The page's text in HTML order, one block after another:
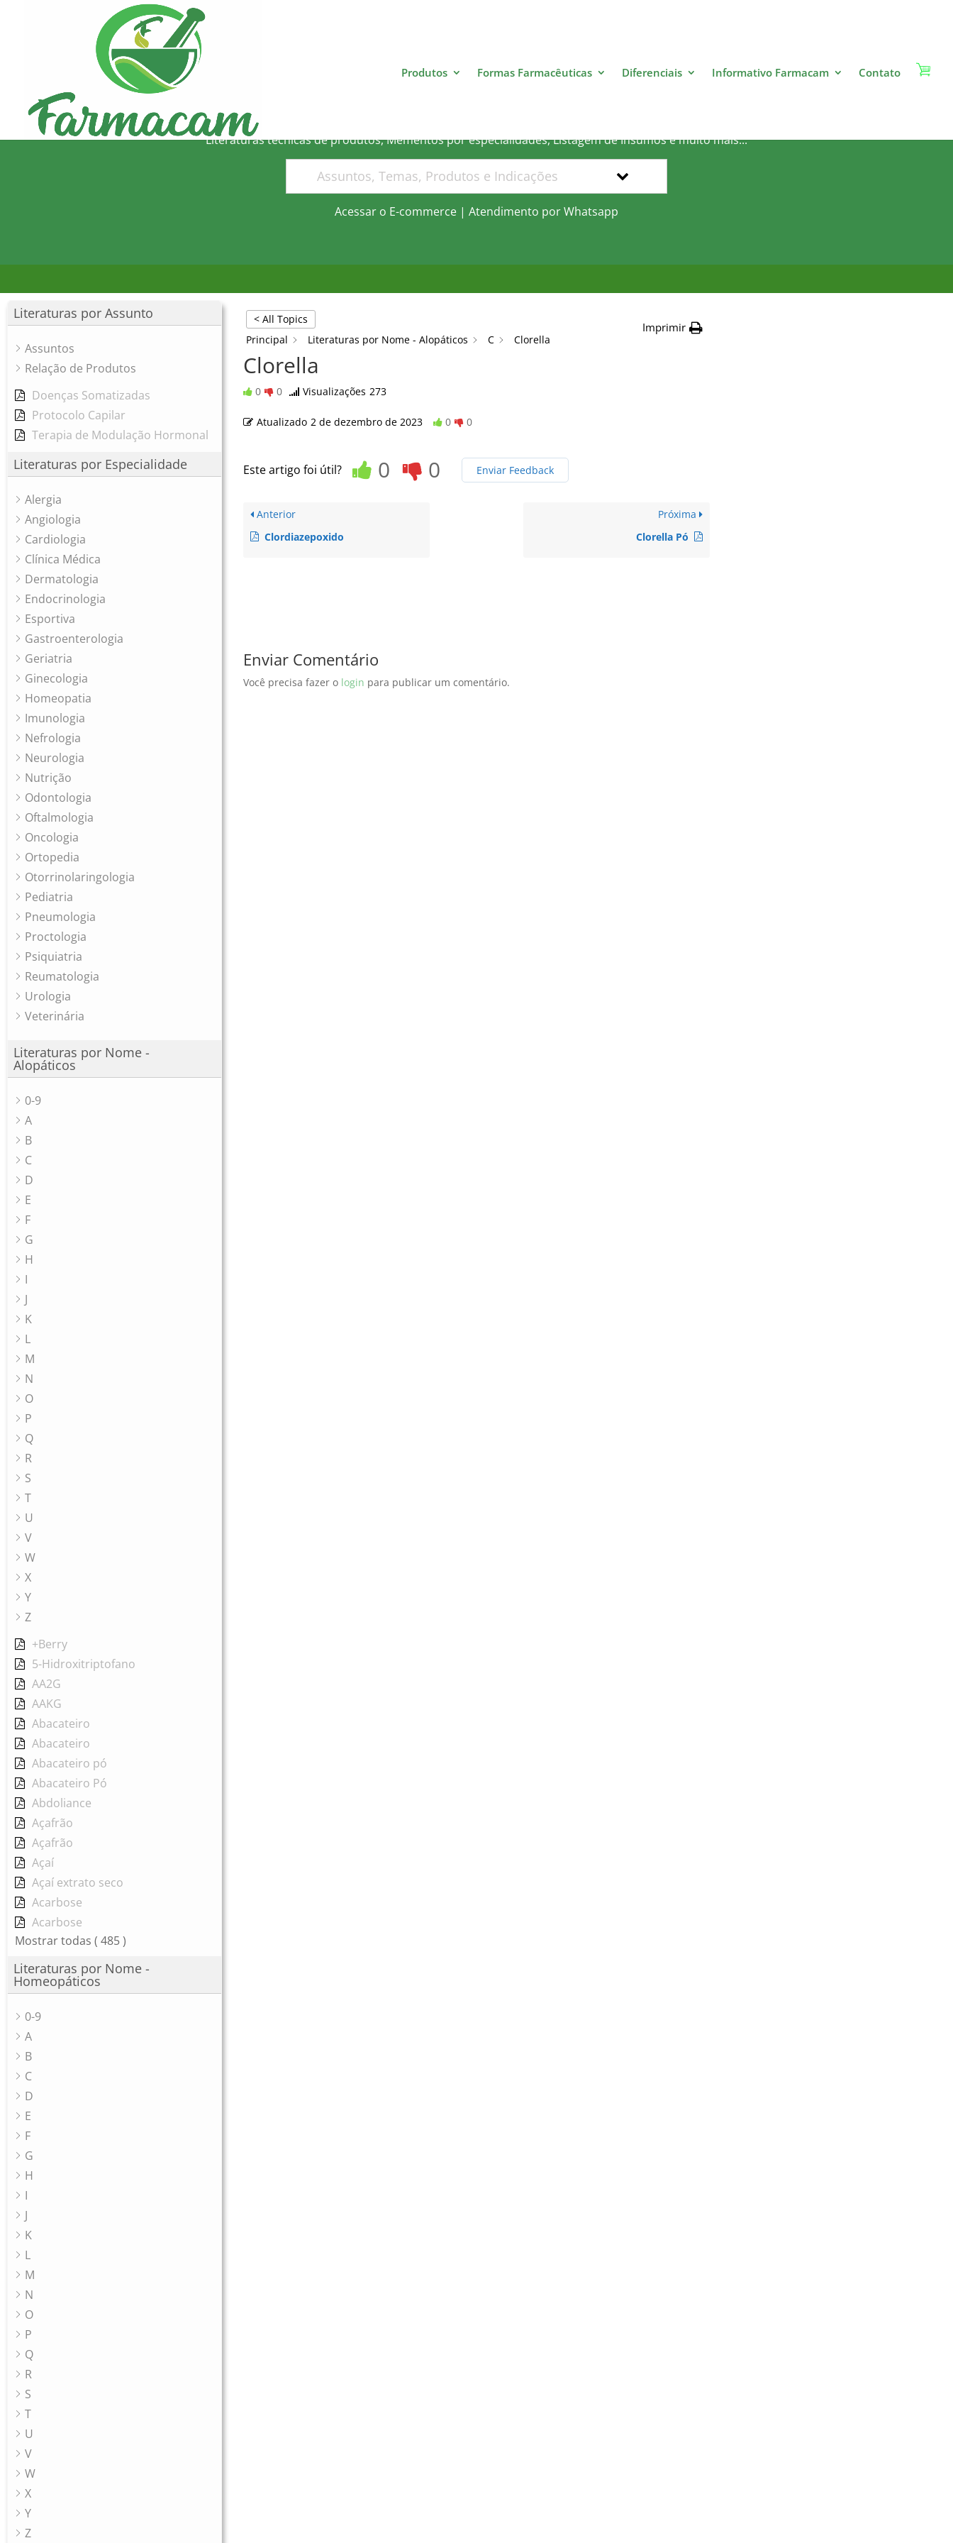
Produtos Formas Farmacêuticas Diferenciais Informativo Farmacam Contato
Literaturas técnicas de produtos, Mementos por especialidades, Listagem de Insumos e muito mais...
Acessar o E-commerce | Atendimento por Whatsapp
Literaturas por Assunto
Assuntos
Relação de Produtos
Doenças Somatizadas
Protocolo Capilar
Terapia de Modulação Hormonal
Literaturas por Especialidade
Alergia
Angiologia
Cardiologia
Clínica Médica
Dermatologia
Endocrinologia
Esportiva
Gastroenterologia
Geriatria
Ginecologia
Homeopatia
Imunologia
Nefrologia
Neurologia
Nutrição
Odontologia
Oftalmologia
Oncologia
Ortopedia
Otorrinolaringologia
Pediatria
Pneumologia
Proctologia
Psiquiatria
Reumatologia
Urologia
Veterinária
Literaturas por Nome -
Alopáticos
0-9
A
B
C
D
E
F
G
H
I
J
K
L
M
N
O
P
Q
R
S
T
U
V
W
X
Y
Z
+Berry
5-Hidroxitriptofano
AA2G
AAKG
Abacateiro
Abacateiro
Abacateiro pó
Abacateiro Pó
Abdoliance
Açafrão
Açafrão
Açaí
Açaí extrato seco
Acarbose
Acarbose
Mostrar todas ( 485 )
Literaturas por Nome -
Homeopáticos
0-9
A
B
C
D
E
F
G
H
I
J
K
L
M
N
O
P
Q
R
S
T
U
V
W
X
Y
Z
< All Topics
Principal
Literaturas por Nome - Alopáticos C Clorella
Imprimir
Clorella
0 0 Visualizações 273
Atualizado 2 de dezembro de 2023 0 0
Este artigo foi útil? 0 0 Enviar Feedback
Anterior
Clordiazepoxido
Próxima
Clorella Pó
Enviar Comentário
Você precisa fazer o login para publicar um comentário.